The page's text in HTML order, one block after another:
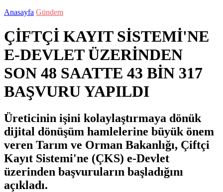
Anasayfa Gündem
ÇİFTÇİ KAYIT SİSTEMİ'NE
E-DEVLET ÜZERİNDEN
SON 48 SAATTE 43 BİN 317
BAŞVURU YAPILDI
Üreticinin işini kolaylaştırmaya dönük
dijital dönüşüm hamlelerine büyük önem
veren Tarım ve Orman Bakanlığı, Çiftçi
Kayıt Sistemi'ne (ÇKS) e-Devlet
üzerinden başvuruların başladığını
açıkladı.